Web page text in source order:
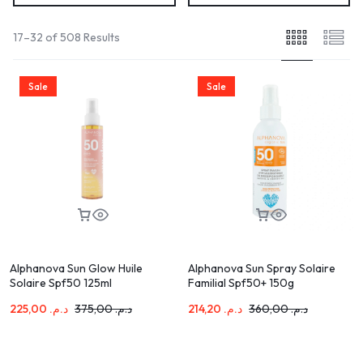
17–32 of 508 Results
Sale
Alphanova Sun Glow Huile
Solaire Spf50 125ml
د.م.375,00 د.م.
Sale
Alphanova Sun Spray Solaire
Familial Spf50+ 150g
د.م.360,00 د.م.